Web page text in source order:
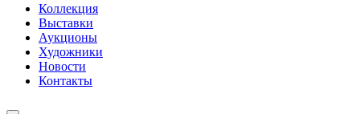
Коллекция
Выставки
Аукционы
Художники
Новости
Контакты